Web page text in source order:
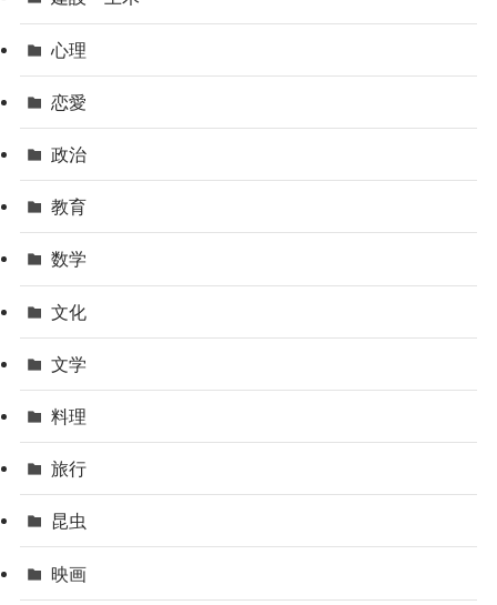
心理
恋愛
政治
教育
数学
文化
文学
料理
旅行
昆虫
映画